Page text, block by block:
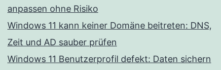
anpassen ohne Risiko
Windows 11 kann keiner Domäne beitreten: DNS,
Zeit und AD sauber prüfen
Windows 11 Benutzerprofil defekt: Daten sichern